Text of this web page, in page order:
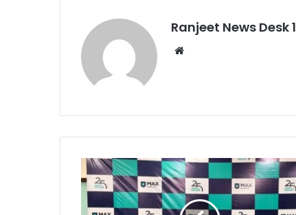
Ranjeet News Desk 1